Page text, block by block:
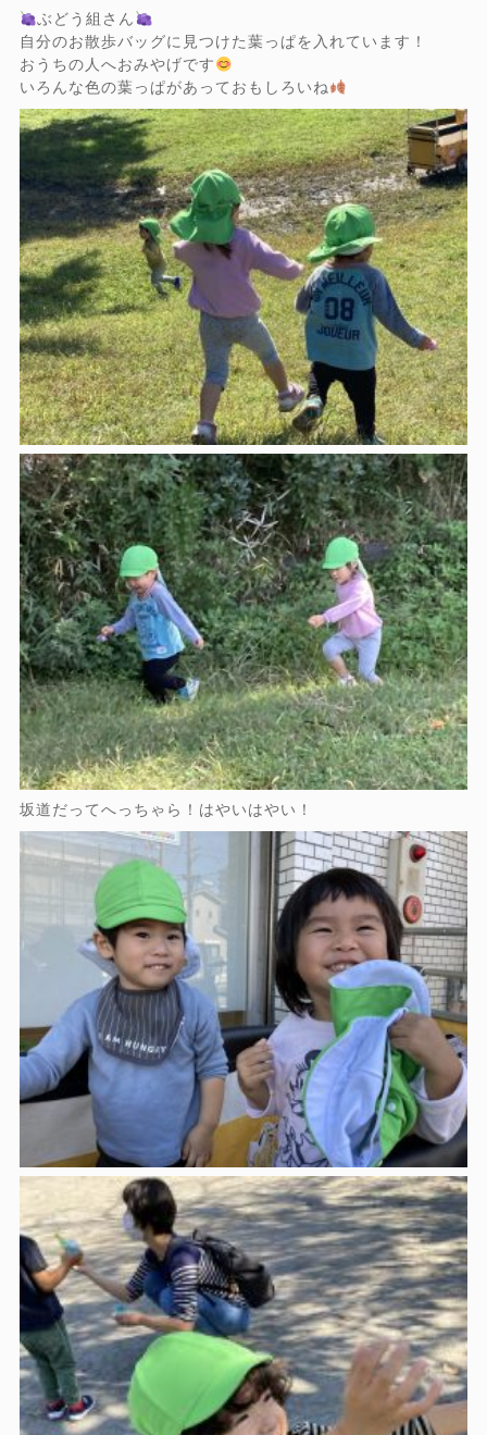
ぶどう組さん
自分のお散歩バッグに見つけた葉っぱを入れています！
おうちの人へおみやげです
いろんな色の葉っぱがあっておもしろいね
坂道だってへっちゃら！はやいはやい！